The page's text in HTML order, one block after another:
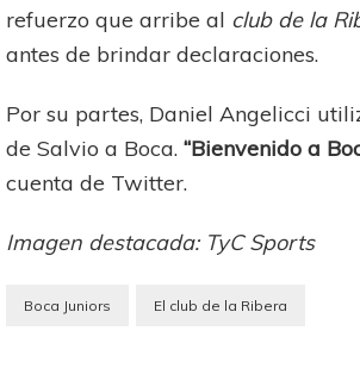
refuerzo que arribe al club de la
antes de brindar declaraciones.
Por su partes, Daniel Angelicci
de Salvio a Boca.“Bienvenido a
cuenta de Twitter.
Imagen destacada: TyC Sports
Boca Juniors El club de la Ribera